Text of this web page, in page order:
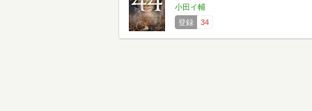
小田イ輔
登録
34